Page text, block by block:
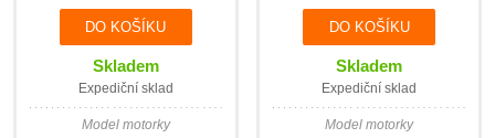
Skladem
Expediční sklad
Model motorky
Skladem
Expediční sklad
Model motorky